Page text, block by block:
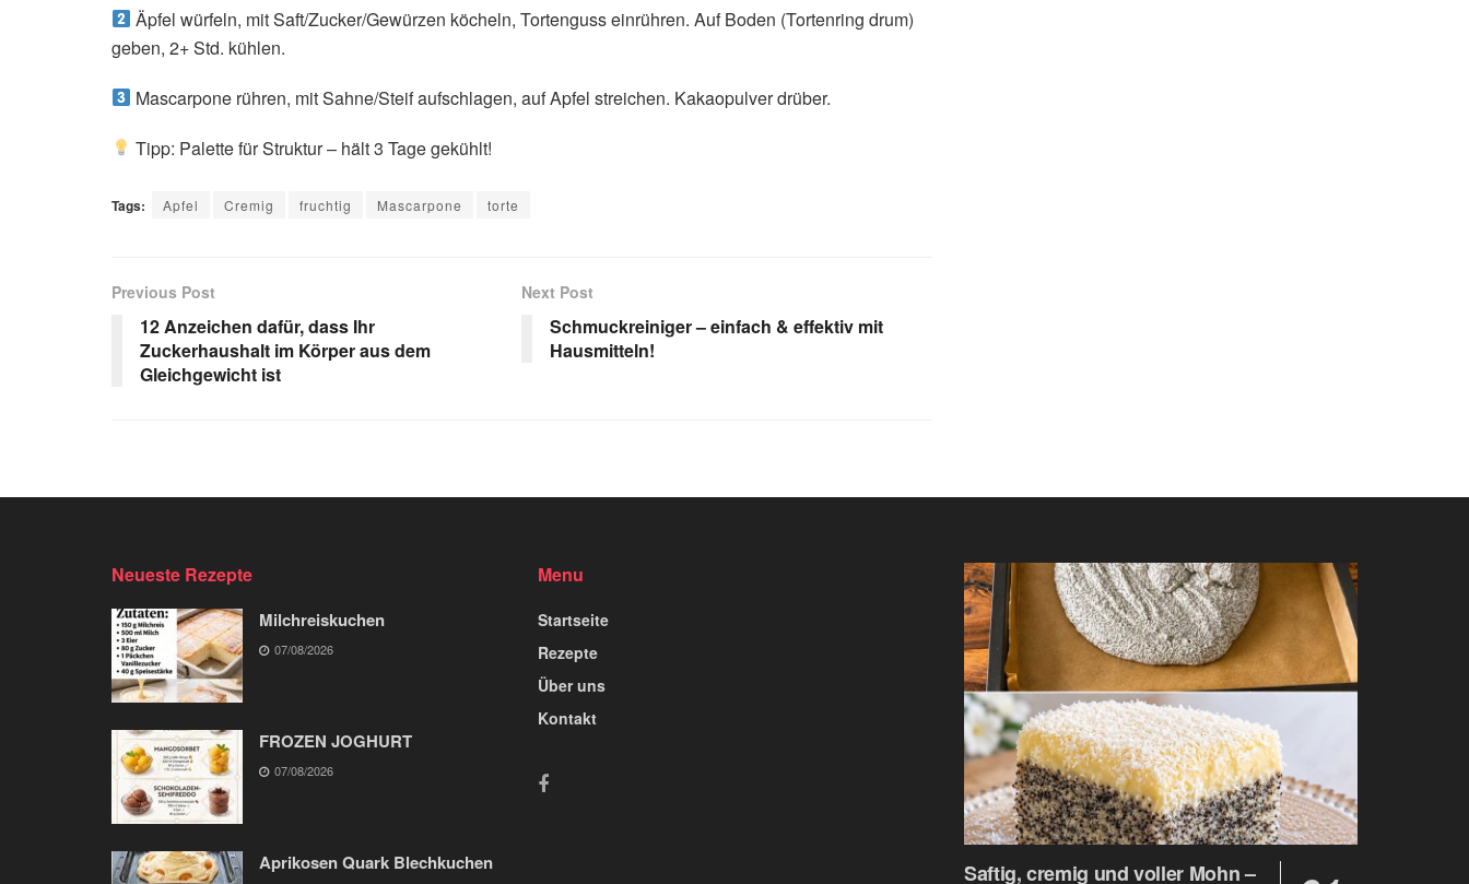
Äpfel würfeln, mit Saft/Zucker/Gewürzen köcheln, Tortenguss einrühren. Auf Boden (Tortenring drum)
geben, 2+ Std. kühlen.
Mascarpone rühren, mit Sahne/Steif aufschlagen, auf Apfel streichen. Kakaopulver drüber.
Tipp: Palette für Struktur – hält 3 Tage gekühlt!
Tags: Apfel Cremig fruchtig Mascarpone torte
Previous Post
12 Anzeichen dafür, dass Ihr
Zuckerhaushalt im Körper aus dem
Gleichgewicht ist
Next Post
Schmuckreiniger – einfach & effektiv mit
Hausmitteln!
Neueste Rezepte
Milchreiskuchen
07/08/2026
FROZEN JOGHURT
07/08/2026
Aprikosen Quark Blechkuchen
Menu
Startseite
Rezepte
Über uns
Kontakt
Saftig, cremig und voller Mohn –